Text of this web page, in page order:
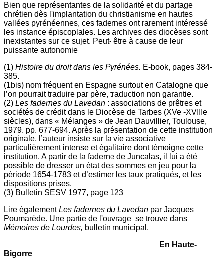
Bien que représentantes de la solidarité et du partage
chrétien dès l'implantation du christianisme en hautes
vallées pyrénéennes, ces fadernes ont rarement intéressé
les instance épiscoplales. Les archives des diocèses sont
inexistantes sur ce sujet. Peut- être à cause de leur
puissante autonomie
(1) Histoire du droit dans les Pyrénées. E-book, pages 384-
385.
(1bis) nom fréquent en Espagne surtout en Catalogne que
l’on pourrait traduire par père, traduction non garantie.
(2) Les fadernes du Lavedan : associations de prêtres et
sociétés de crédit dans le Diocèse de Tarbes (XVe -XVIIIe
siècles), dans « Mélanges » de Jean Dauvillier, Toulouse,
1979, pp. 677-694. Après la présentation de cette institution
originale, l’auteur insiste sur la vie associative
particulièrement intense et égalitaire dont témoigne cette
institution. A partir de la faderne de Juncalas, il lui a été
possible de dresser un état des sommes en jeu pour la
période 1654-1783 et d’estimer les taux pratiqués, et les
dispositions prises.
(3) Bulletin SESV 1977, page 123
Lire égalementLes fadernes du Lavedan par Jacques
Poumarède. Une partie de l'ouvrage se trouve dans
Mémoires de Lourdes, bulletin municipal.
En Haute-
Bigorre